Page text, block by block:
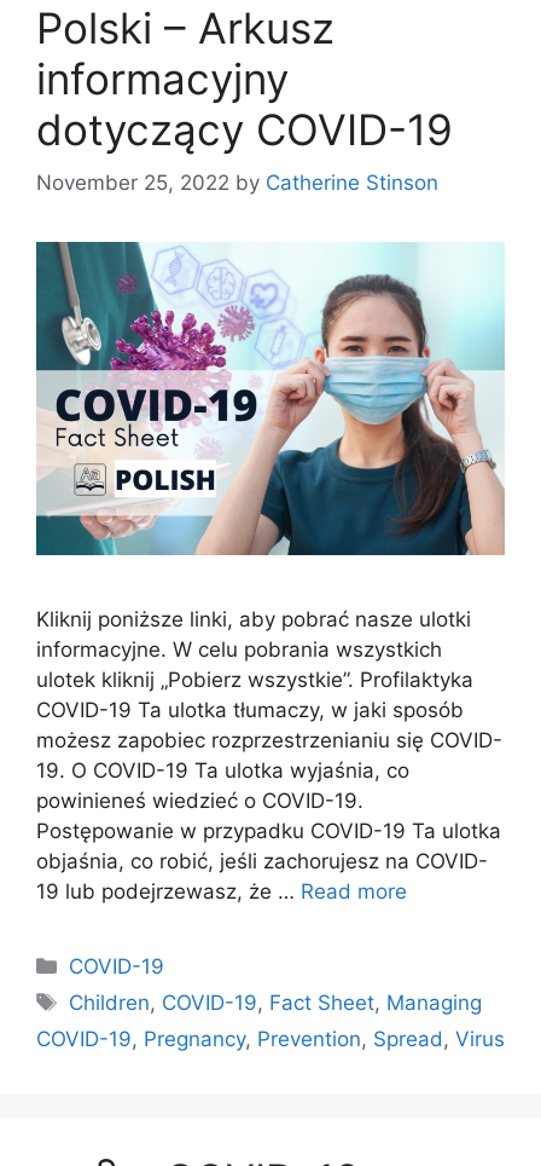
Polski – Arkusz
informacyjny
dotyczący COVID-19
November 25, 2022 by Catherine Stinson
Kliknij poniższe linki, aby pobrać nasze ulotki
informacyjne. W celu pobrania wszystkich
ulotek kliknij „Pobierz wszystkie”. Profilaktyka
COVID-19 Ta ulotka tłumaczy, w jaki sposób
możesz zapobiec rozprzestrzenianiu się COVID-
19. O COVID-19 Ta ulotka wyjaśnia, co
powinieneś wiedzieć o COVID-19.
Postępowanie w przypadku COVID-19 Ta ulotka
objaśnia, co robić, jeśli zachorujesz na COVID-
19 lub podejrzewasz, że … Read more
Categories
COVID-19
Tags
Children, COVID-19, Fact Sheet, Managing
COVID-19, Pregnancy, Prevention, Spread , Virus